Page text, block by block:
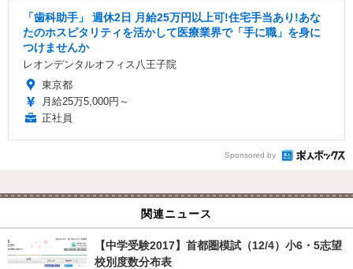
「歯科助手」 週休2日 ️月給25万円以上可!住宅手当あり!あな
たのホスピタリティを活かして医療業界で「手に職」を身に
つけませんか
レオンデンタルオフィス八王子院
東京都
月給25万5,000円～
正社員
Sponsored by
関連ニュース
【中学受験2017】首都圏模試（12/4）小6・5志望
校別度数分布表